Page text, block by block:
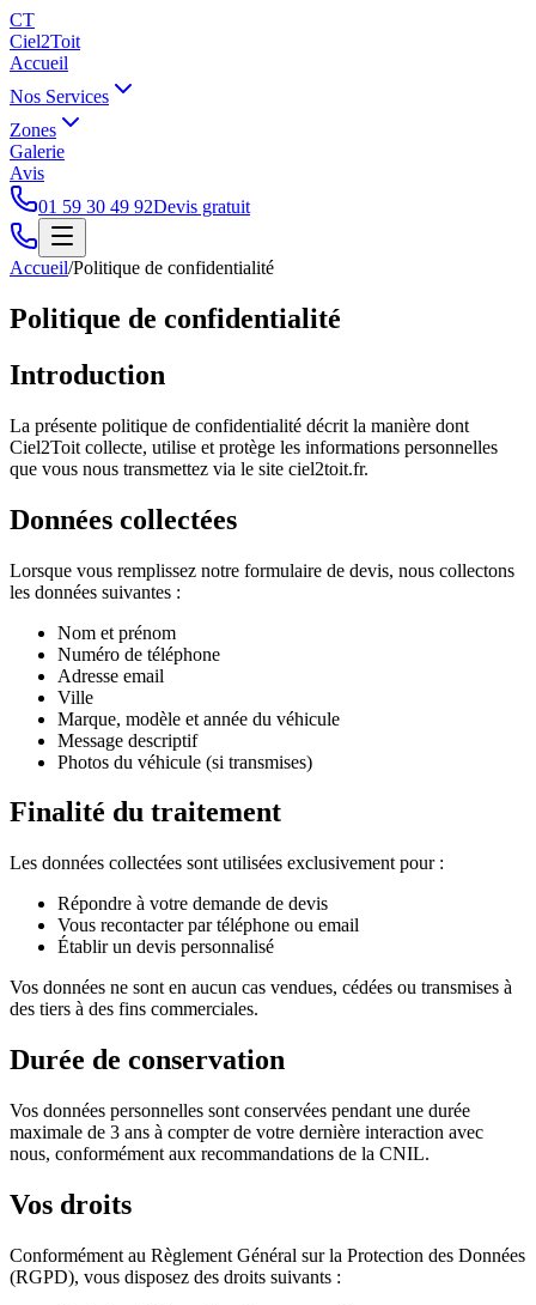
CT
Ciel2Toit
Accueil
Nos Services
Zones
Galerie
Avis
01 59 30 49 92Devis gratuit
Accueil/Politique de confidentialité
Politique de confidentialité
Introduction
La présente politique de confidentialité décrit la manière dont
Ciel2Toit collecte, utilise et protège les informations personnelles
que vous nous transmettez via le site ciel2toit.fr.
Données collectées
Lorsque vous remplissez notre formulaire de devis, nous collectons
les données suivantes :
Nom et prénom
Numéro de téléphone
Adresse email
Ville
Marque, modèle et année du véhicule
Message descriptif
Photos du véhicule (si transmises)
Finalité du traitement
Les données collectées sont utilisées exclusivement pour :
Répondre à votre demande de devis
Vous recontacter par téléphone ou email
Établir un devis personnalisé
Vos données ne sont en aucun cas vendues, cédées ou transmises à
des tiers à des fins commerciales.
Durée de conservation
Vos données personnelles sont conservées pendant une durée
maximale de 3 ans à compter de votre dernière interaction avec
nous, conformément aux recommandations de la CNIL.
Vos droits
Conformément au Règlement Général sur la Protection des Données
(RGPD), vous disposez des droits suivants :